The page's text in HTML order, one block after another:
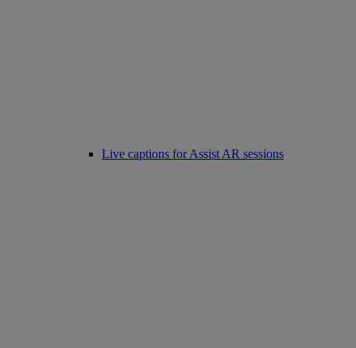
Live captions for Assist AR sessions